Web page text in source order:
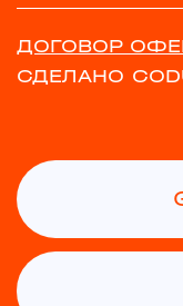
ДОГОВОР
СДЕЛАНО